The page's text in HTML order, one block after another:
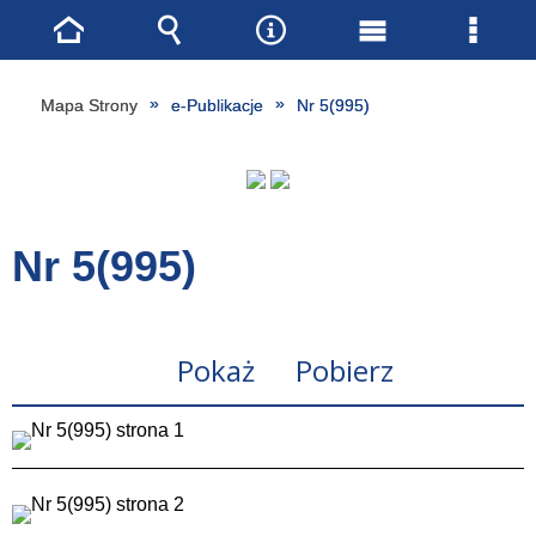
Mapa Strony e-Publikacje Nr 5(995)
Nr 5(995)
Pokaż Pobierz
Strona
główna
Wyszukiwarka
NarzędziaMenu
główne
Menu